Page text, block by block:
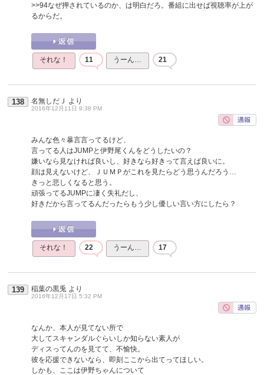
>>94なぜ押されているのか、は明白だろ。番組に出せば視聴率が上が
るからだ。
それな！ 11 うーん… 21
138 名無しだＪ より
2016年12月11日 9:38 PM
みんな色々暴言言ってるけど、
言ってる人はJUMPと伊野尾くんをどうしたいの？
嫌いなら見なければ良いし、好きなら好きって言えば良いに。
顔は見えないけど、ＪＵＭＰがこれを見たらどう思うんだろう…
きっと悲しくなると思う。
頑張ってるJUMPに凄く失礼だし、
好きだから言ってるんだったらもう少し優しい言い方にしたら？
それな！ 22 うーん… 17
139 稲葉の黒兎 より
2016年12月17日 5:32 PM
なんか、本人が見てない所で
大してスキャンダルぐらいしか知らない素人が
ディスってんのを見てて、不愉快。
彼を応援できないなら、即刻ここから出てってほしい。
しかも、ここは伊野ちゃんについて